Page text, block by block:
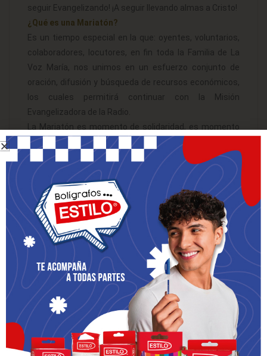
seguir Evangelizando! ¡A seguir llevando almas a Cristo!
¿Qué es una Mariatón?
Es un tiempo especial en la que: oyentes, voluntarios,
colaboradores, locutores, en fin toda la Familia de La
Voz María, nos unimos en un esfuerzo conjunto de
oración, difusión y búsqueda de recursos económicos,
los cuales permitirá continuar con la Misión
Evangelizadora de la Radio.
La Mariatón es momento de solidaridad, es momento
de movilización, porque todos nuestros oyentes dan
apoyo espiritual (oración) y material (económico) para
sostener esta gran obra y formar parte del mandato
misionero del Señor Jesús.
Es importante destacar que la Radio no tiene
campañas o espacios publicitarios que generen
recursos económicos, la Radio se sostiene con las
oraciones y los aportes económicos de las personas
que la escuchan.
Ya estamos cerca para vivir la Mariatón 2021 que
comenzará el lunes 18 al domingo 24 de octubre, o
puedes donar durante todo el mes. Recuerden que
este es un espacio de unidad, testimonios y sobre todo
solidaridad. La Voz de María cuenta con tu apoyo.
Muchas gracias.